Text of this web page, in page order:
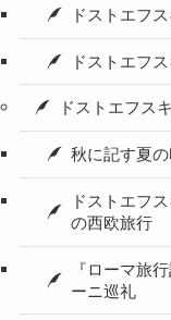
ドストエフ
ドストエフ
ドストエフス
秋に記す夏
ドストエフ
の西欧旅行
『ローマ旅
ーニ巡礼